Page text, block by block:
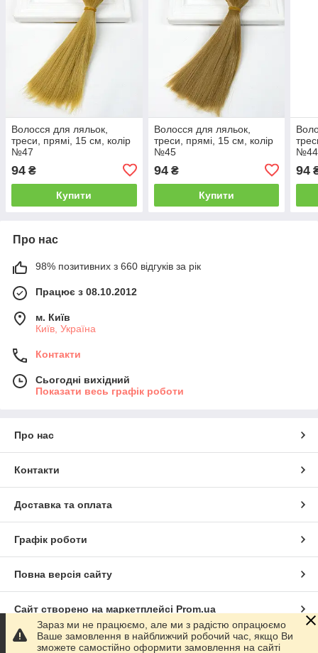
Волосся для ляльок,
треси, прямі, 15 см, колір
№47
94 ₴
Купити
Волосся для ляльок,
треси, прямі, 15 см, колір
№45
94₴
Купити
№44
94
Про нас
98% позитивних з 660 відгуків за рік
Працює з 08.10.2012
м. Київ
Київ, Україна
Контакти
Сьогодні вихідний
Показати весь графік роботи
Про нас
Контакти
Доставка та оплата
Графік роботи
Повна версія сайту
Сайт створено на маркетплейсі Prom.ua
Політика конфіденційності
Зараз ми не працюємо, але ми з радістю опрацюємо
Ваше замовлення в найближчий робочий час, якщо Ви
зможете самостійно оформити замовлення на сайті